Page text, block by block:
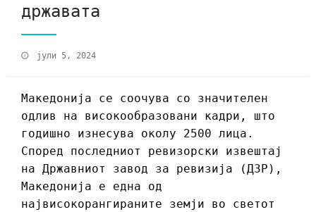
државата
јули 5, 2024
Македонија се соочува со значителен
одлив на високообразовани кадри, што
годишно изнесува околу 2500 лица.
Според последниот ревизорски извештај
на Државниот завод за ревизија (ДЗР),
Македонија е една од
највисокорангираните земји во светот